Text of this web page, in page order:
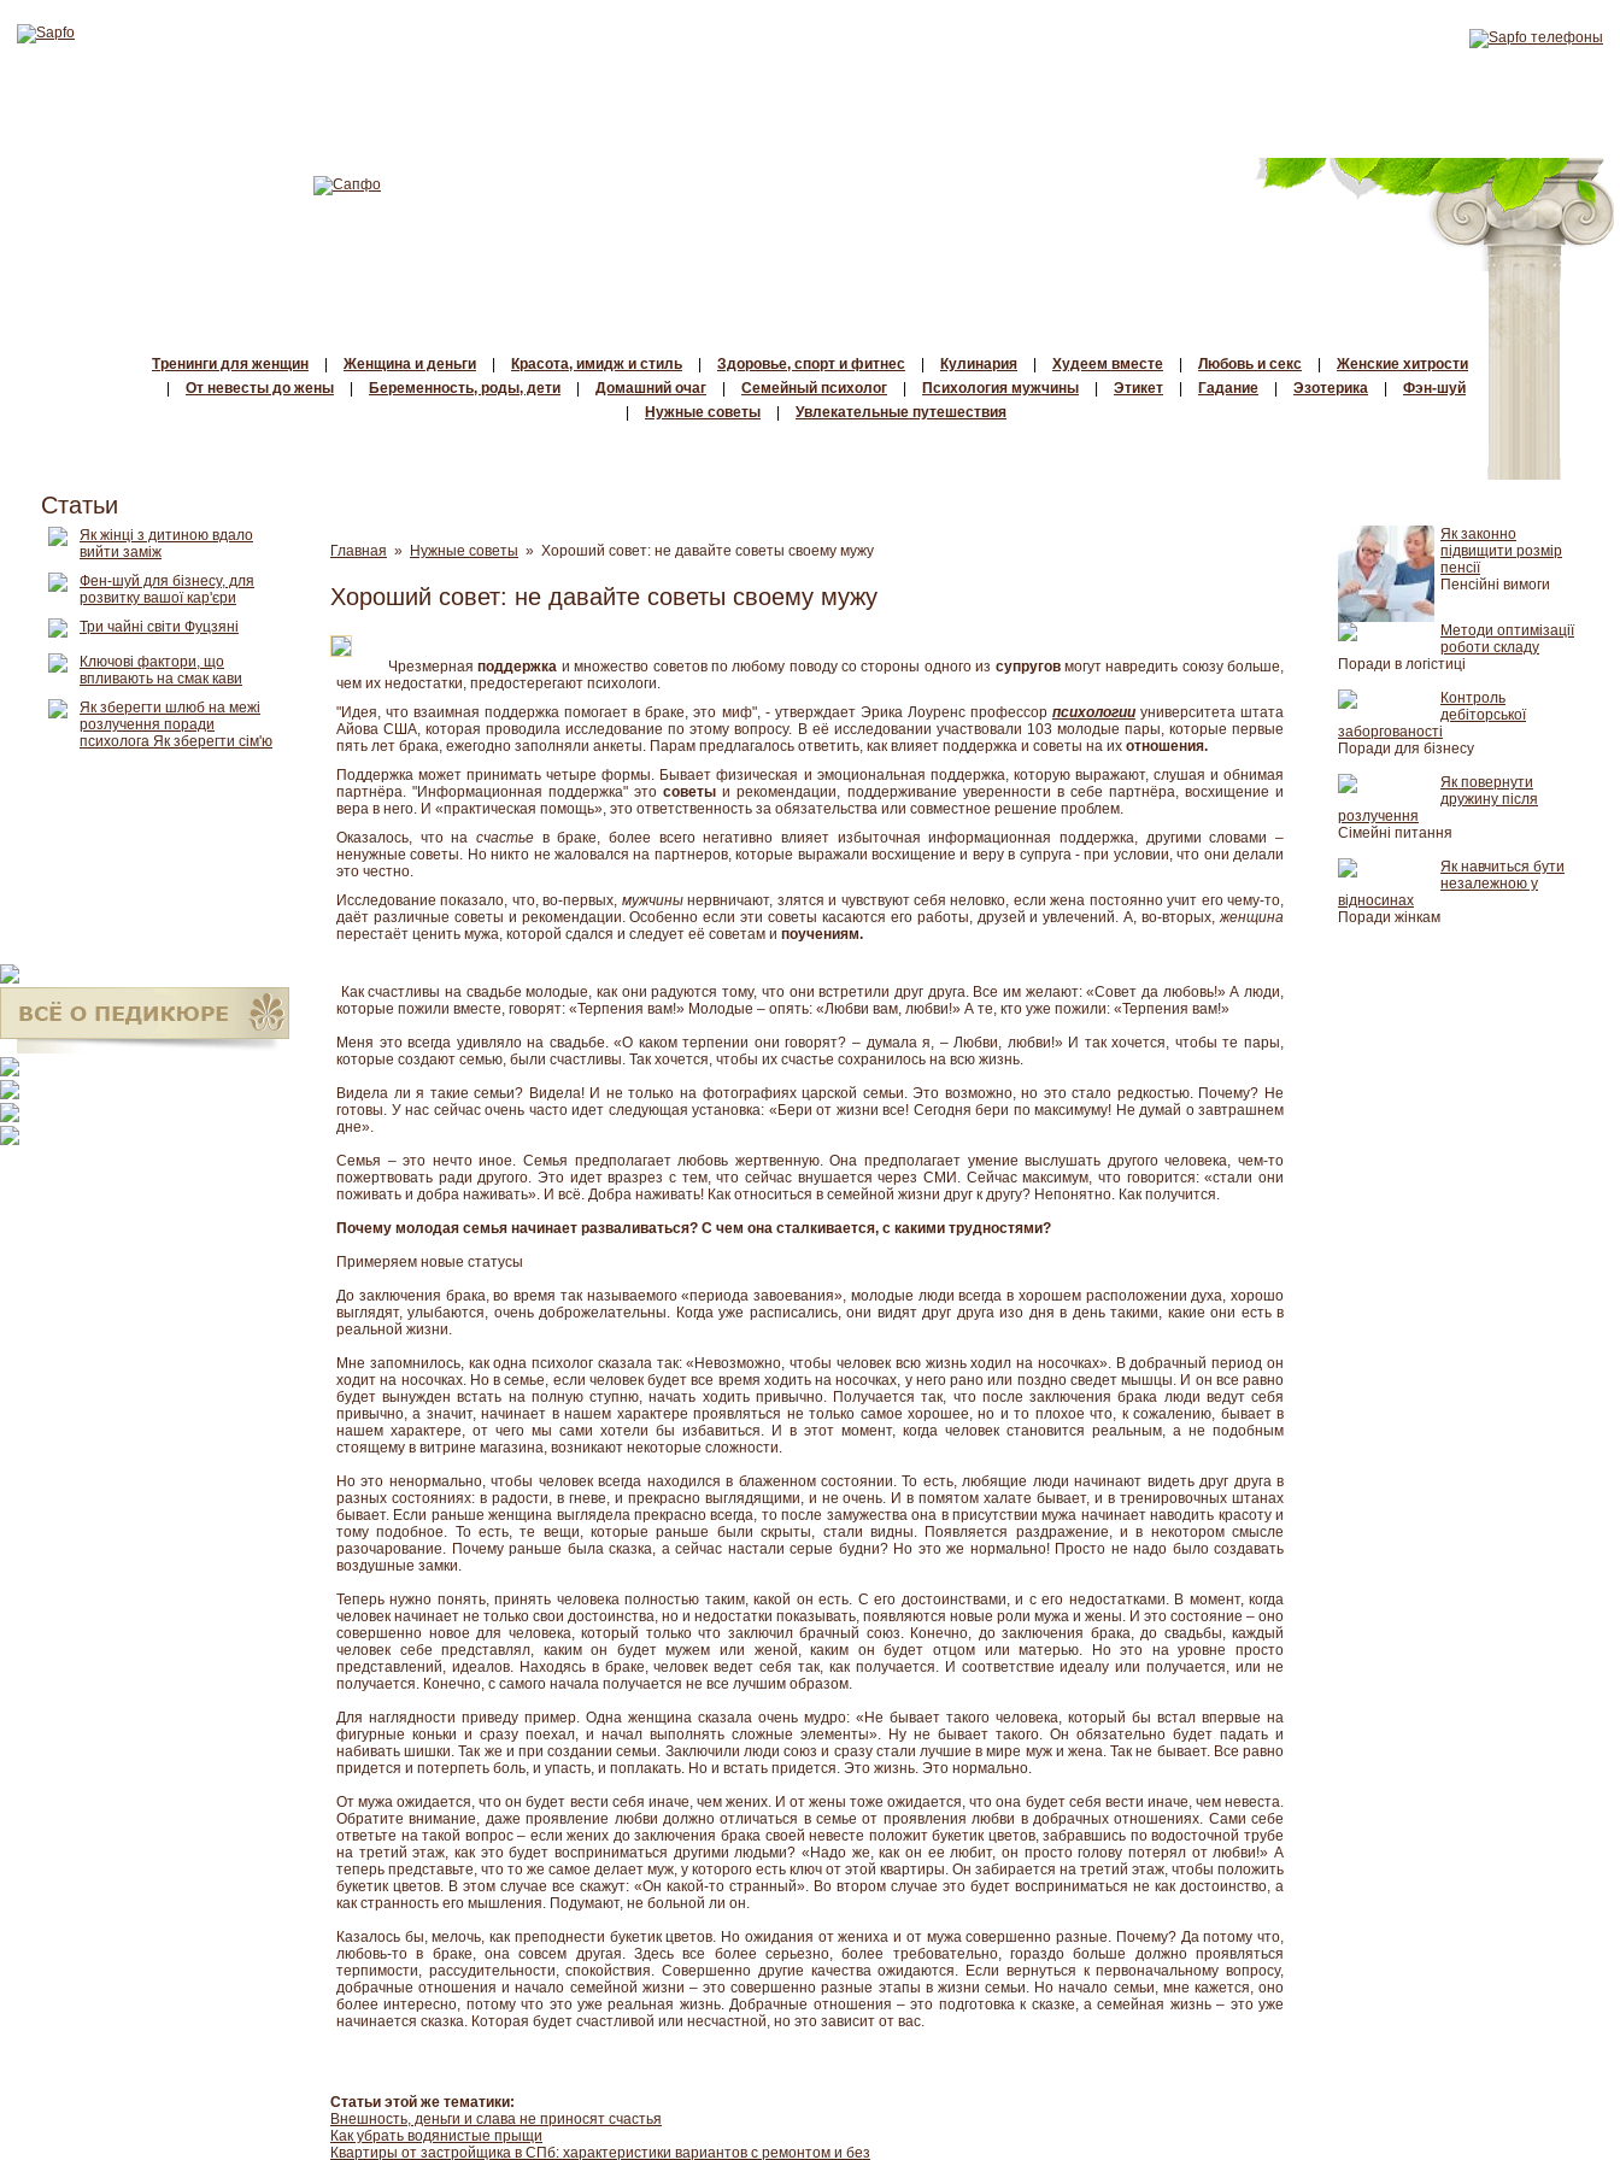
Тренинги для женщин Женщина и деньги Красота, имидж и стиль Здоровье, спорт и фитнес Кулинария Худеем вместе Любовь и секс
Женские хитрости
От невесты до жены Беременность, роды, дети Домашний очаг Семейный психолог Психология мужчины Этикет Гадание Эзотерика
Фэн-шуй
Нужные советы Увлекательные путешествия
Главная » Нужные советы » Хороший совет: не давайте советы своему мужу
Хороший совет: не давайте советы своему мужу
Чрезмернаяподдержка и множество советов по любому поводу со стороны одного из супруговмогут навредить союзу больше,
чем их недостатки, предостерегают психологи.
"Идея, что взаимная поддержка помогает в браке, это миф", - утверждает Эрика Лоуренс профессор психологииуниверситета штата
Айова США, которая проводила исследование по этому вопросу. В её исследовании участвовали 103 молодые пары, которые первые
пять лет брака, ежегодно заполняли анкеты. Парам предлагалось ответить, как влияет поддержка и советы на их отношения.
Поддержка может принимать четыре формы. Бывает физическая и эмоциональная поддержка, которую выражают, слушая и обнимая
партнёра. "Информационная поддержка" этосоветыи рекомендации, поддерживание уверенности в себе партнёра, восхищение и
вера в него. И «практическая помощь», это ответственность за обязательства или совместное решение проблем.
Оказалось, что на счастье в браке, более всего негативно влияет избыточная информационная поддержка, другими словами –
ненужные советы. Но никто не жаловался на партнеров, которые выражали восхищение и веру в супруга - при условии, что они делали
это честно.
Исследование показало, что, во-первых, мужчинынервничают, злятся и чувствуют себя неловко, если жена постоянно учит его чему-то,
даёт различные советы и рекомендации. Особенно если эти советы касаются его работы, друзей и увлечений. А, во-вторых,женщина
перестаёт ценить мужа, которой сдался и следует её советам и поучениям.
Как счастливы на свадьбе молодые, как они радуются тому, что они встретили друг друга. Все им желают: «Совет да любовь!» А люди,
которые пожили вместе, говорят: «Терпения вам!» Молодые – опять: «Любви вам, любви!» А те, кто уже пожили: «Терпения вам!»
Меня это всегда удивляло на свадьбе. «О каком терпении они говорят? – думала я, – Любви, любви!» И так хочется, чтобы те пары,
которые создают семью, были счастливы. Так хочется, чтобы их счастье сохранилось на всю жизнь.
Видела ли я такие семьи? Видела! И не только на фотографиях царской семьи. Это возможно, но это стало редкостью. Почему? Не
готовы. У нас сейчас очень часто идет следующая установка: «Бери от жизни все! Сегодня бери по максимуму! Не думай о завтрашнем
дне».
Семья – это нечто иное. Семья предполагает любовь жертвенную. Она предполагает умение выслушать другого человека, чем-то
пожертвовать ради другого. Это идет вразрез с тем, что сейчас внушается через СМИ. Сейчас максимум, что говорится: «стали они
поживать и добра наживать». И всё. Добра наживать! Как относиться в семейной жизни друг к другу? Непонятно. Как получится.
Почему молодая семья начинает разваливаться? С чем она сталкивается, с какими трудностями?
Примеряем новые статусы
До заключения брака, во время так называемого «периода завоевания», молодые люди всегда в хорошем расположении духа, хорошо
выглядят, улыбаются, очень доброжелательны. Когда уже расписались, они видят друг друга изо дня в день такими, какие они есть в
реальной жизни.
Мне запомнилось, как одна психолог сказала так: «Невозможно, чтобы человек всю жизнь ходил на носочках». В добрачный период он
ходит на носочках. Но в семье, если человек будет все время ходить на носочках, у него рано или поздно сведет мышцы. И он все равно
будет вынужден встать на полную ступню, начать ходить привычно. Получается так, что после заключения брака люди ведут себя
привычно, а значит, начинает в нашем характере проявляться не только самое хорошее, но и то плохое что, к сожалению, бывает в
нашем характере, от чего мы сами хотели бы избавиться. И в этот момент, когда человек становится реальным, а не подобным
стоящему в витрине магазина, возникают некоторые сложности.
Но это ненормально, чтобы человек всегда находился в блаженном состоянии. То есть, любящие люди начинают видеть друг друга в
разных состояниях: в радости, в гневе, и прекрасно выглядящими, и не очень. И в помятом халате бывает, и в тренировочных штанах
бывает. Если раньше женщина выглядела прекрасно всегда, то после замужества она в присутствии мужа начинает наводить красоту и
тому подобное. То есть, те вещи, которые раньше были скрыты, стали видны. Появляется раздражение, и в некотором смысле
разочарование. Почему раньше была сказка, а сейчас настали серые будни? Но это же нормально! Просто не надо было создавать
воздушные замки.
Теперь нужно понять, принять человека полностью таким, какой он есть. С его достоинствами, и с его недостатками. В момент, когда
человек начинает не только свои достоинства, но и недостатки показывать, появляются новые роли мужа и жены. И это состояние – оно
совершенно новое для человека, который только что заключил брачный союз. Конечно, до заключения брака, до свадьбы, каждый
человек себе представлял, каким он будет мужем или женой, каким он будет отцом или матерью. Но это на уровне просто
представлений, идеалов. Находясь в браке, человек ведет себя так, как получается. И соответствие идеалу или получается, или не
получается. Конечно, с самого начала получается не все лучшим образом.
Для наглядности приведу пример. Одна женщина сказала очень мудро: «Не бывает такого человека, который бы встал впервые на
фигурные коньки и сразу поехал, и начал выполнять сложные элементы». Ну не бывает такого. Он обязательно будет падать и
набивать шишки. Так же и при создании семьи. Заключили люди союз и сразу стали лучшие в мире муж и жена. Так не бывает. Все равно
придется и потерпеть боль, и упасть, и поплакать. Но и встать придется. Это жизнь. Это нормально.
От мужа ожидается, что он будет вести себя иначе, чем жених. И от жены тоже ожидается, что она будет себя вести иначе, чем невеста.
Обратите внимание, даже проявление любви должно отличаться в семье от проявления любви в добрачных отношениях. Сами себе
ответьте на такой вопрос – если жених до заключения брака своей невесте положит букетик цветов, забравшись по водосточной трубе
на третий этаж, как это будет восприниматься другими людьми? «Надо же, как он ее любит, он просто голову потерял от любви!» А
теперь представьте, что то же самое делает муж, у которого есть ключ от этой квартиры. Он забирается на третий этаж, чтобы положить
букетик цветов. В этом случае все скажут: «Он какой-то странный». Во втором случае это будет восприниматься не как достоинство, а
как странность его мышления. Подумают, не больной ли он.
Казалось бы, мелочь, как преподнести букетик цветов. Но ожидания от жениха и от мужа совершенно разные. Почему? Да потому что,
любовь-то в браке, она совсем другая. Здесь все более серьезно, более требовательно, гораздо больше должно проявляться
терпимости, рассудительности, спокойствия. Совершенно другие качества ожидаются. Если вернуться к первоначальному вопросу,
добрачные отношения и начало семейной жизни – это совершенно разные этапы в жизни семьи. Но начало семьи, мне кажется, оно
более интересно, потому что это уже реальная жизнь. Добрачные отношения – это подготовка к сказке, а семейная жизнь – это уже
начинается сказка. Которая будет счастливой или несчастной, но это зависит от вас.
Статьи этой же тематики:
Внешность, деньги и слава не приносят счастья
Как убрать водянистые прыщи
Квартиры от застройщика в СПб: характеристики вариантов с ремонтом и без
Статьи
Як жінці з дитиною вдало
вийти заміж
Фен-шуй для бізнесу, для
розвитку вашої кар'єри
Три чайні світи Фуцзяні
Ключові фактори, що
впливають на смак кави
Як зберегти шлюб на межі
розлучення поради
психолога Як зберегти сім'ю
Як законно
підвищити розмір
пенсії
Пенсійні вимоги
Методи оптимізації
роботи складу
Поради в логістиці
Контроль
дебіторської
заборгованості
Поради для бізнесу
Як повернути
дружину після
розлучення
Сімейні питання
Як навчиться бути
незалежною у
відносинах
Поради жінкам